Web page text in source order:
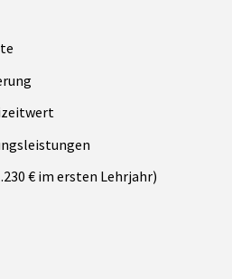
€ im ersten Lehrjahr)